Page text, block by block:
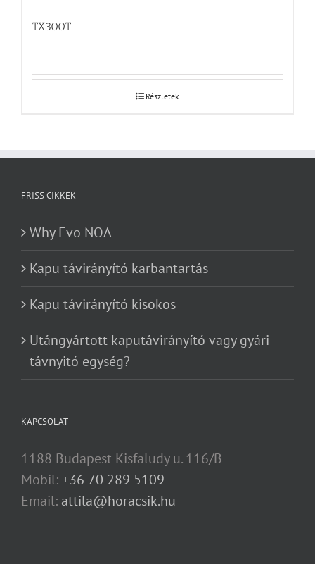
TX300T
Részletek
FRISS CIKKEK
Why Evo NOA
Kapu távirányító karbantartás
Kapu távirányító kisokos
Utángyártott kaputávirányító vagy gyári
távnyitó egység?
KAPCSOLAT
1188 Budapest Kisfaludy u. 116/B
Mobil:+36 70 289 5109
Email: attila@horacsik.hu